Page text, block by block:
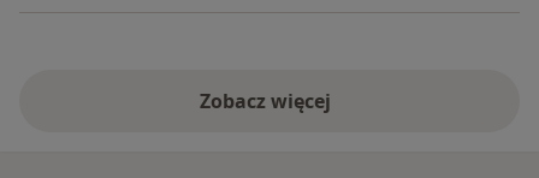
Zobacz więcej